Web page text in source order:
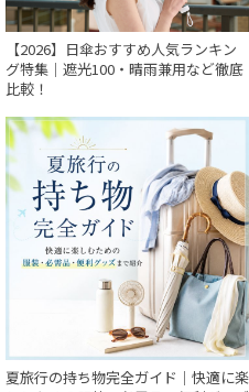
【2026】日傘おすすめ人気ランキン
グ特集｜遮光100・晴雨兼用など徹底
比較！
夏旅行の持ち物完全ガイド｜快適に楽